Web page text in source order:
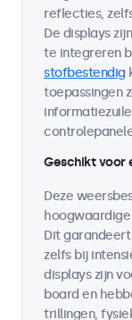
reflecties,
De displays
te integreren
stofbestendig
toepassingen
Geschikt voor
Deze
hoogwaardige
Dit
zelfs bij
displays zijn
board en
trillingen,